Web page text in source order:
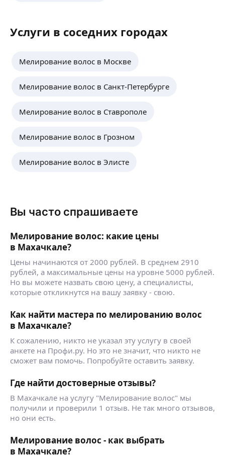
Услуги в соседних городах
Мелирование волос в Москве
Мелирование волос в Санкт-Петербурге
Мелирование волос в Ставрополе
Мелирование волос в Грозном
Мелирование волос в Элисте
Вы часто спрашиваете
Мелирование волос: какие цены
в Махачкале?
Цены начинаются от 2000 рублей. В среднем 2910
рублей, а максимальные цены на уровне 5000 рублей.
Но вы можете назвать свою цену, а специалисты,
которые откликнутся на вашу заявку - свою.
Как найти мастера по мелированию волос
в Махачкале?
К сожалению, никто не указал эту услугу в своей
анкете на Профи.ру. Но это не значит, что никто не
сможет вам помочь. Попробуйте оставить заявку.
Где найти достоверные отзывы?
В Махачкале на услугу "Мелирование волос" мы
получили и проверили 1 отзыв. Не так много отзывов,
но они есть.
Мелирование волос - как выбрать
в Махачкале?